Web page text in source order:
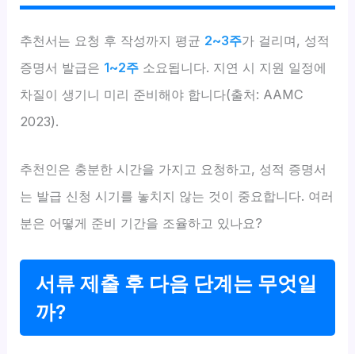
추천서는 요청 후 작성까지 평균 2~3주가 걸리며, 성적
증명서 발급은 1~2주 소요됩니다. 지연 시 지원 일정에
차질이 생기니 미리 준비해야 합니다(출처: AAMC
2023).
추천인은 충분한 시간을 가지고 요청하고, 성적 증명서
는 발급 신청 시기를 놓치지 않는 것이 중요합니다. 여러
분은 어떻게 준비 기간을 조율하고 있나요?
서류 제출 후 다음 단계는 무엇일
까?